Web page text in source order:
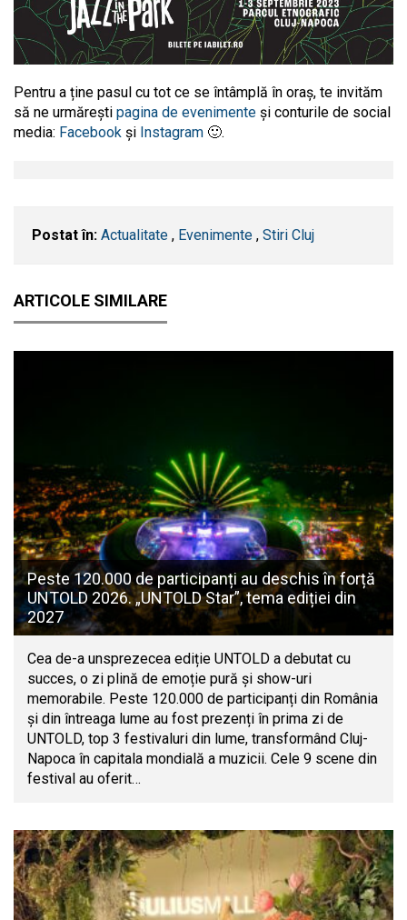
Pentru a ține pasul cu tot ce se întâmplă în oraș, te invităm
să ne urmărești pagina de evenimente și conturile de social
media: Facebook și Instagram 🙂.
Postat în: Actualitate , Evenimente , Stiri Cluj
ARTICOLE SIMILARE
Peste 120.000 de participanți au deschis în forță
UNTOLD 2026. „UNTOLD Star”, tema ediției din
2027
Cea de-a unsprezecea ediție UNTOLD a debutat cu
succes, o zi plină de emoție pură și show-uri
memorabile. Peste 120.000 de participanți din România
și din întreaga lume au fost prezenți în prima zi de
UNTOLD, top 3 festivaluri din lume, transformând Cluj-
Napoca în capitala mondială a muzicii. Cele 9 scene din
festival au oferit…